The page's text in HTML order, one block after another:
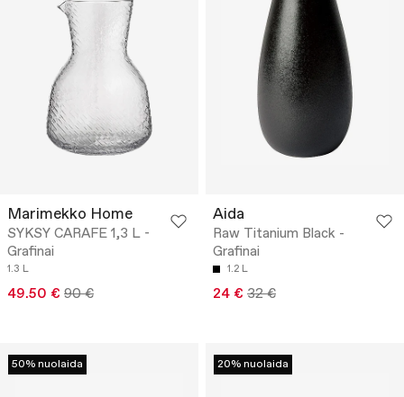
Marimekko Home
SYKSY CARAFE 1,3 L -
Grafinai
1.3 L
49.50 € 90 €
Aida
Raw Titanium Black -
Grafinai
1.2 L
24 € 32 €
50% nuolaida 20% nuolaida